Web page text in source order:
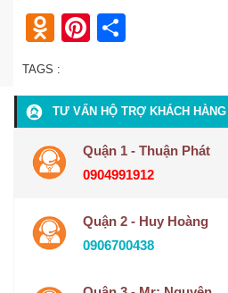
Odnoklassniki
Pinterest
TAGS :
TƯ VẤN HỘ TRỢ KHÁCH HÀNG
Quận 1 - Thuận Phát
0904991912
Quận 2 - Huy Hoàng
0906700438